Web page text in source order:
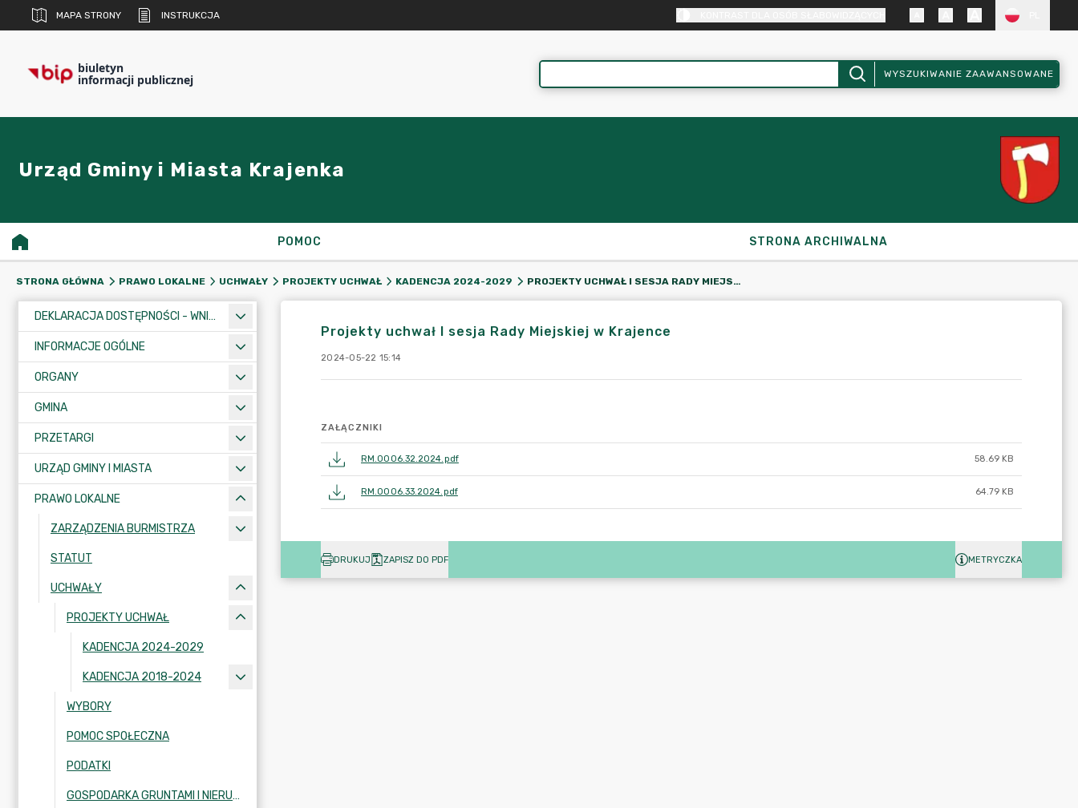
MAPA STRONY INSTRUKCJA
biuletyn
informacji publicznej WYSZUKIWANIE ZAAWANSOWANE
Urząd Gminy i Miasta Krajenka
POMOC STRONA ARCHIWALNA
STRONA GŁÓWNA PRAWO LOKALNE UCHWAŁY PROJEKTY UCHWAŁ KADENCJA 2024-2029 PROJEKTY UCHWAŁ I SESJA RADY MIEJSKIEJ W KRAJENCE
DEKLARACJA DOSTĘPNOŚCI - WNIOSEK
INFORMACJE OGÓLNE
ORGANY
GMINA
PRZETARGI
URZĄD GMINY I MIASTA
PRAWO LOKALNE
ZARZĄDZENIA BURMISTRZA
STATUT
UCHWAŁY
PROJEKTY UCHWAŁ
KADENCJA 2024-2029
KADENCJA 2018-2024
WYBORY
POMOC SPOŁECZNA
PODATKI
GOSPODARKA GRUNTAMI I NIERUCHOMOŚCIAMI
Projekty uchwał I sesja Rady Miejskiej w Krajence
2024-05-22 15:14
ZAŁĄCZNIKI
RM.0006.32.2024.pdf 58.69 KB
RM.0006.33.2024.pdf 64.79 KB
DRUKUJ ZAPISZ DO PDF METRYCZKA